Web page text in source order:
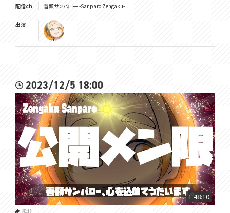
配信ch 善額サンパロー -Sanparo Zengaku-
出演
2023/12/5 18:00
1:48:10
歌枠